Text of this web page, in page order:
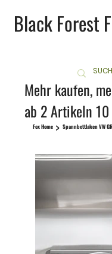
Mehr kaufen,
ab 2 Artikeln
Black Forest
Fox Home > Spannbettlaken VW